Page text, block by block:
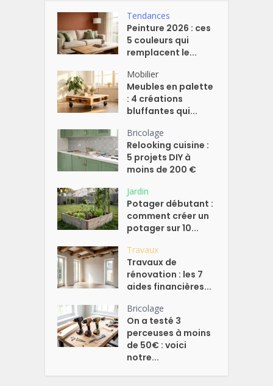
Tendances
Peinture 2026 : ces
5 couleurs qui
remplacent le...
Mobilier
Meubles en palette
: 4 créations
bluffantes qui...
Bricolage
Relooking cuisine :
5 projets DIY à
moins de 200 €
Jardin
Potager débutant :
comment créer un
potager sur 10...
Travaux
Travaux de
rénovation : les 7
aides financières...
Bricolage
On a testé 3
perceuses à moins
de 50€ : voici
notre...